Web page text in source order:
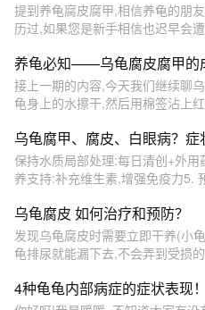
提到养龟腐皮腐甲,相信养龟的朋
历过,如果您是新手相信也迟早会
养龟必知——乌龟腐皮腐甲的
接上一期的内容,今天我们继续聊
龟身上的水擦干,然后用棉签沾上
乌龟腐甲、腐皮、白眼病？
保持水质局部处理:每日清创+外
养支持:补充维生素,增强免疫力5.
乌龟腐皮 如何治疗和预防？
发现乌龟腐皮时需要立即干养(小
龟排尿就能漏下去,不会弄到受损
4种龟龟内部病症的症状表现